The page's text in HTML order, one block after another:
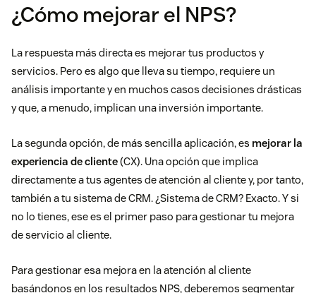
¿Cómo mejorar el NPS?
La respuesta más directa es mejorar tus productos y
servicios. Pero es algo que lleva su tiempo, requiere un
análisis importante y en muchos casos decisiones drásticas
y que, a menudo, implican una inversión importante.
La segunda opción, de más sencilla aplicación, es mejorar la
experiencia de cliente(CX). Una opción que implica
directamente a tus agentes de atención al cliente y, por tanto,
también a tu sistema de CRM. ¿Sistema de CRM? Exacto. Y si
no lo tienes, ese es el primer paso para gestionar tu mejora
de servicio al cliente.
Para gestionar esa mejora en la atención al cliente
basándonos en los resultados NPS, deberemos segmentar